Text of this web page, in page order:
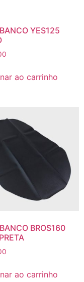
YES125
ao carrinho
BROS160
ao carrinho